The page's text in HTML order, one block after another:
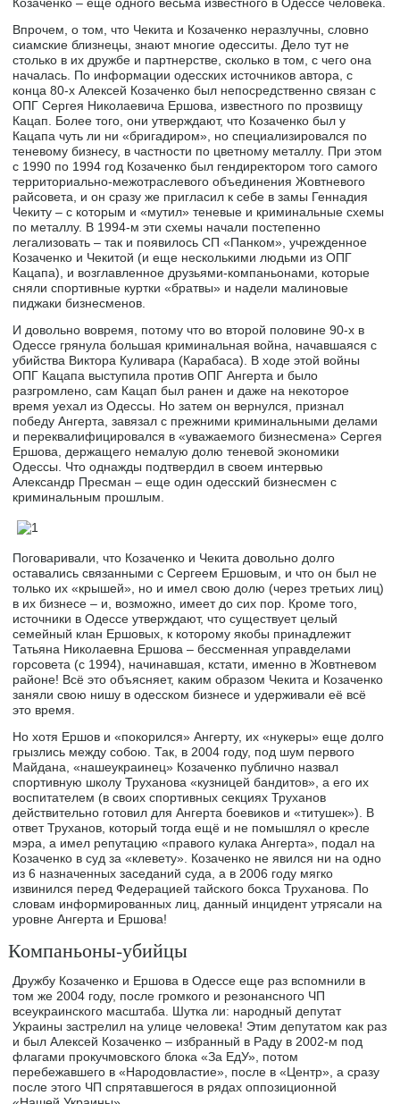
Впрочем, о том, что Чекита и Козаченко неразлучны, словно
сиамские близнецы, знают многие одесситы. Дело тут не
столько в их дружбе и партнерстве, сколько в том, с чего она
началась. По информации одесских источников автора, с
конца 80-х Алексей Козаченко был непосредственно связан с
ОПГ Сергея Николаевича Ершова, известного по прозвищу
Кацап. Более того, они утверждают, что Козаченко был у
Кацапа чуть ли ни «бригадиром», но специализировался по
теневому бизнесу, в частности по цветному металлу. При этом
с 1990 по 1994 год Козаченко был гендиректором того самого
территориально-межотраслевого объединения Жовтневого
райсовета, и он сразу же пригласил к себе в замы Геннадия
Чекиту – с которым и «мутил» теневые и криминальные схемы
по металлу. В 1994-м эти схемы начали постепенно
легализовать – так и появилось СП «Панком», учрежденное
Козаченко и Чекитой (и еще несколькими людьми из ОПГ
Кацапа), и возглавленное друзьями-компаньонами, которые
сняли спортивные куртки «братвы» и надели малиновые
пиджаки бизнесменов.
И довольно вовремя, потому что во второй половине 90-х в
Одессе грянула большая криминальная война, начавшаяся с
убийства Виктора Куливара (Карабаса). В ходе этой войны
ОПГ Кацапа выступила против ОПГ Ангерта и было
разгромлено, сам Кацап был ранен и даже на некоторое
время уехал из Одессы. Но затем он вернулся, признал
победу Ангерта, завязал с прежними криминальными делами
и переквалифицировался в «уважаемого бизнесмена» Сергея
Ершова, держащего немалую долю теневой экономики
Одессы. Что однажды подтвердил в своем интервью
Александр Пресман – еще один одесский бизнесмен с
криминальным прошлым.
Поговаривали, что Козаченко и Чекита довольно долго
оставались связанными с Сергеем Ершовым, и что он был не
только их «крышей», но и имел свою долю (через третьих лиц)
в их бизнесе – и, возможно, имеет до сих пор. Кроме того,
источники в Одессе утверждают, что существует целый
семейный клан Ершовых, к которому якобы принадлежит
Татьяна Николаевна Ершова – бессменная управделами
горсовета (с 1994), начинавшая, кстати, именно в Жовтневом
районе! Всё это объясняет, каким образом Чекита и Козаченко
заняли свою нишу в одесском бизнесе и удерживали её всё
это время.
Но хотя Ершов и «покорился» Ангерту, их «нукеры» еще долго
грызлись между собою. Так, в 2004 году, под шум первого
Майдана, «нашеукраинец» Козаченко публично назвал
спортивную школу Труханова «кузницей бандитов», а его их
воспитателем (в своих спортивных секциях Труханов
действительно готовил для Ангерта боевиков и «титушек»). В
ответ Труханов, который тогда ещё и не помышлял о кресле
мэра, а имел репутацию «правого кулака Ангерта», подал на
Козаченко в суд за «клевету». Козаченко не явился ни на одно
из 6 назначенных заседаний суда, а в 2006 году мягко
извинился перед Федерацией тайского бокса Труханова. По
словам информированных лиц, данный инцидент утрясали на
уровне Ангерта и Ершова!
Компаньоны-убийцы
Дружбу Козаченко и Ершова в Одессе еще раз вспомнили в
том же 2004 году, после громкого и резонансного ЧП
всеукраинского масштаба. Шутка ли: народный депутат
Украины застрелил на улице человека! Этим депутатом как раз
и был Алексей Козаченко – избранный в Раду в 2002-м под
флагами прокучмовского блока «За ЕдУ», потом
перебежавшего в «Народовластие», после в «Центр», а сразу
после этого ЧП спрятавшегося в рядах оппозиционной